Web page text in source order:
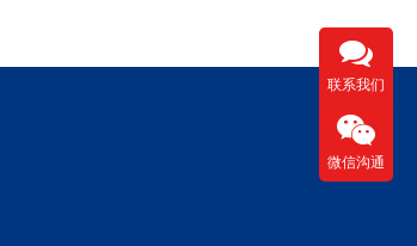
联系我们
微信沟通